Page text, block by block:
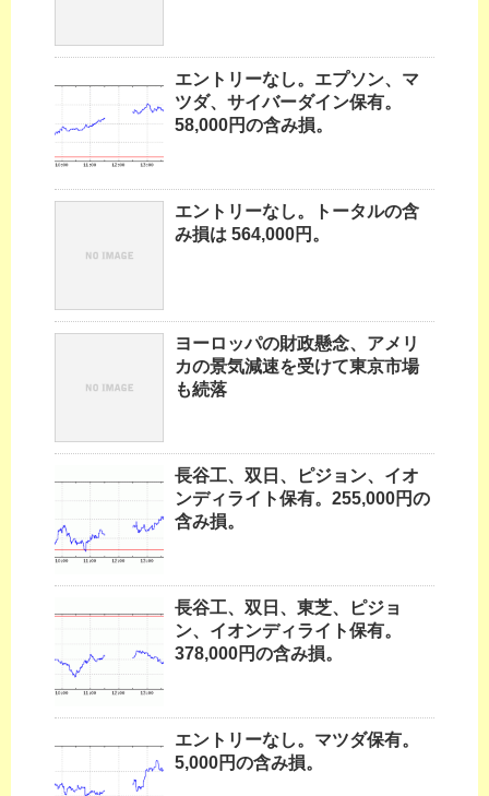
エントリーなし。エプソン、マ
ツダ、サイバーダイン保有。
58,000円の含み損。
エントリーなし。トータルの含
み損は 564,000円。
ヨーロッパの財政懸念、アメリ
カの景気減速を受けて東京市場
も続落
長谷工、双日、ピジョン、イオ
ンディライト保有。255,000円の
含み損。
長谷工、双日、東芝、ピジョ
ン、イオンディライト保有。
378,000円の含み損。
エントリーなし。マツダ保有。
5,000円の含み損。